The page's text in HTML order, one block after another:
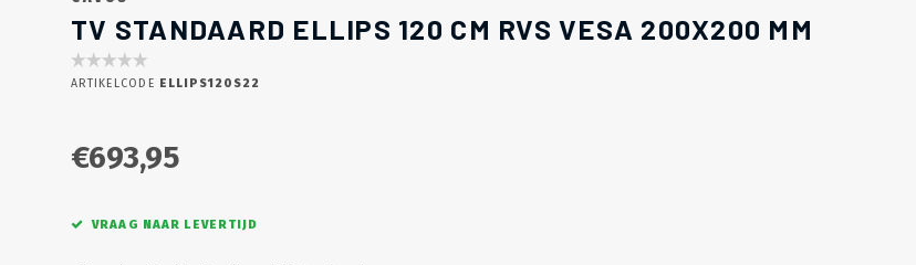
TV STANDAARD ELLIPS 120 CM RVS VESA 200X200 MM
ARTIKELCODE ELLIPS120S22
€693,95
VRAAG NAAR LEVERTIJD